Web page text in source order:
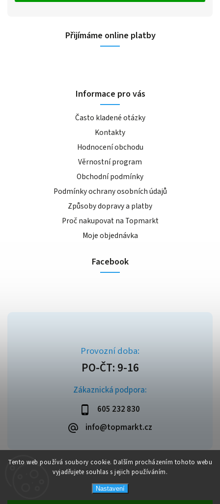
Tento web používá soubory cookie. Dalším procházením tohoto webu
vyjadřujete souhlas s jejich používáním.
Nastavení
Zákaznická podpora:
605 232 830
info@topmarkt.cz
Přijímáme online platby
Informace pro vás
Často kladené otázky
Kontakty
Hodnocení obchodu
Věrnostní program
Obchodní podmínky
Podmínky ochrany osobních údajů
Způsoby dopravy a platby
Proč nakupovat na Topmarkt
Moje objednávka
Facebook
Copyright 2026 Topmarkt.cz. Všechna práva vyhrazena.
VytvořilShoptet| Design